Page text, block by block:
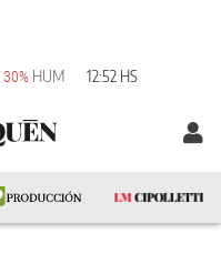
30% HUM 12:52 HS